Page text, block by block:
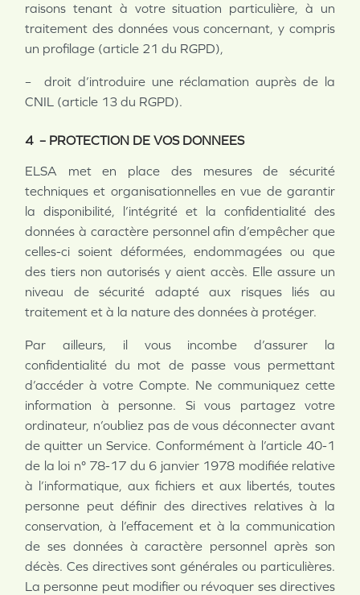
raisons tenant à votre situation particulière, à un
traitement des données vous concernant, y compris
un profilage (article 21 du RGPD),
– droit d’introduire une réclamation auprès de la
CNIL (article 13 du RGPD).
4 – PROTECTION DE VOS DONNEES
ELSA met en place des mesures de sécurité
techniques et organisationnelles en vue de garantir
la disponibilité, l’intégrité et la confidentialité des
données à caractère personnel afin d’empêcher que
celles-ci soient déformées, endommagées ou que
des tiers non autorisés y aient accès. Elle assure un
niveau de sécurité adapté aux risques liés au
traitement et à la nature des données à protéger.
Par ailleurs, il vous incombe d’assurer la
confidentialité du mot de passe vous permettant
d’accéder à votre Compte. Ne communiquez cette
information à personne. Si vous partagez votre
ordinateur, n’oubliez pas de vous déconnecter avant
de quitter un Service. Conformément à l’article 40-1
de la loi n° 78-17 du 6 janvier 1978 modifiée relative
à l’informatique, aux fichiers et aux libertés, toutes
personne peut définir des directives relatives à la
conservation, à l’effacement et à la communication
de ses données à caractère personnel après son
décès. Ces directives sont générales ou particulières.
La personne peut modifier ou révoquer ses directives